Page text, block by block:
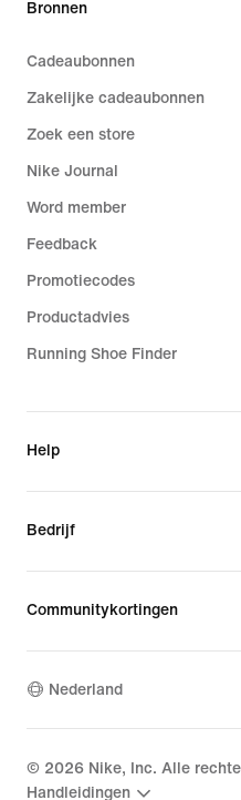
Bronnen
Cadeaubonnen
Zakelijke cadeaubonnen
Zoek een store
Nike Journal
Word member
Feedback
Promotiecodes
Productadvies
Running Shoe Finder
Help
Bedrijf
Communitykortingen
Nederland
© 2026 Nike, Inc. Alle
Handleidingen